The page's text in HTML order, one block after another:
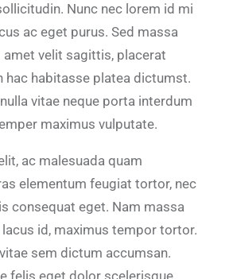
Nunc nec lorem id mi
ac eget purus. Sed massa
velit sagittis, placerat
hac habitasse platea dictumst.
vitae neque porta interdum
maximus vulputate.
ac malesuada quam
elementum feugiat tortor, nec
consequat eget. Nam massa
id, maximus tempor tortor.
sem dictum accumsan.